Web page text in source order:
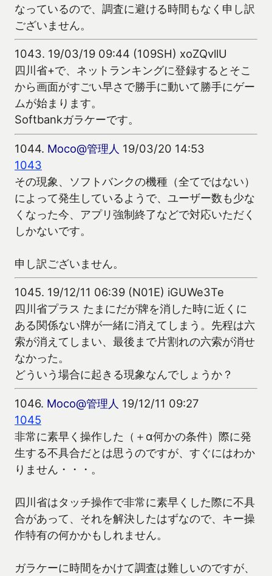
なっているので、調査に避ける時間もなく申し訳
ございません。
1043. 19/03/19 09:44 (109SH) xoZQvllU
四川省+で、ネットランキングに登録するとそこ
から画面がすごい早さで勝手に動いて勝手にゲー
ムが始まります。
Softbankガラケーです。
1044. Moco@管理人 19/03/20 14:53
1043
その現象、ソフトバンクの機種（全てではない）
によって発生しているようで、ユーザー数も少な
くなった今、アプリ強制終了などで対応いただく
しかないです。
申し訳ございません。
1045. 19/12/11 06:39 (N01E) iGUWe3Te
四川省プラス たまにだが牌を消した時に近くに
ある関係ない牌が一緒に消えてしまう。先程は六
索が消えてしまい、最後まで片割れの六索が消せ
なかった。
どういう場合に起きる現象なんでしょうか？
1046. Moco@管理人 19/12/11 09:27
1045
非常に素早く操作した（＋α何かの条件）際に発
生する不具合だとは思うのですが、すぐにはわか
りません・・・。
四川省はタッチ操作で非常に素早くした際に不具
合があって、それを解決したはずなので、キー操
作特有の何かかもしれません。
ガラケーに時間をかけて調査は難しいのですが、